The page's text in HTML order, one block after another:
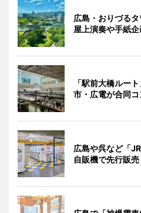
広島・おりづる
屋上演奏や手紙企
「駅前大橋ルー
市・広電が合同コ
広島や呉など「
自販機で先行販売